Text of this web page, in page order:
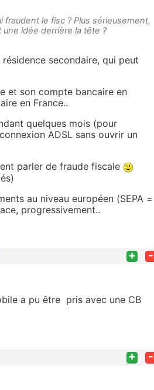
le fisc ? Plus sérieusement,
idée derrière la tête ?
secondaire, qui peut
et son compte bancaire en
en France..
quelques mois (pour
ADSL sans ouvrir un
parler de fraude fiscale
au niveau européen (SEPA =
progressivement..
+ -
a pu être pris avec une CB
+ -